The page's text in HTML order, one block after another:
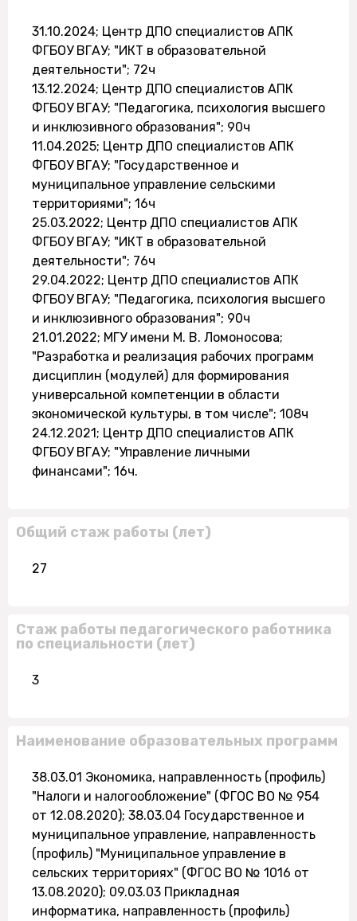
31.10.2024; Центр ДПО специалистов АПК
ФГБОУ ВГАУ; "ИКТ в образовательной
деятельности"; 72ч
13.12.2024; Центр ДПО специалистов АПК
ФГБОУ ВГАУ; "Педагогика, психология высшего
и инклюзивного образования"; 90ч
11.04.2025; Центр ДПО специалистов АПК
ФГБОУ ВГАУ; "Государственное и
муниципальное управление сельскими
территориями"; 16ч
25.03.2022; Центр ДПО специалистов АПК
ФГБОУ ВГАУ; "ИКТ в образовательной
деятельности"; 76ч
29.04.2022; Центр ДПО специалистов АПК
ФГБОУ ВГАУ; "Педагогика, психология высшего
и инклюзивного образования"; 90ч
21.01.2022; МГУ имени М. В. Ломоносова;
"Разработка и реализация рабочих программ
дисциплин (модулей) для формирования
универсальной компетенции в области
экономической культуры, в том числе"; 108ч
24.12.2021; Центр ДПО специалистов АПК
ФГБОУ ВГАУ; "Управление личными
финансами"; 16ч.
Общий стаж работы (лет)
27
Стаж работы педагогического работника
по специальности (лет)
3
Наименование образовательных программ
38.03.01 Экономика, направленность (профиль)
"Налоги и налогообложение" (ФГОС ВО № 954
от 12.08.2020); 38.03.04 Государственное и
муниципальное управление, направленность
(профиль) "Муниципальное управление в
сельских территориях" (ФГОС ВО № 1016 от
13.08.2020); 09.03.03 Прикладная
информатика, направленность (профиль)